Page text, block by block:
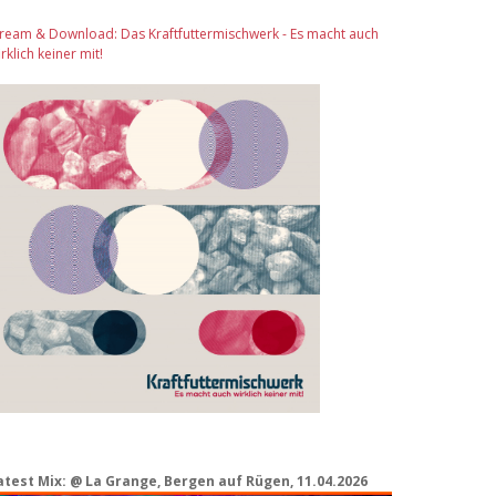
& Download: Das Kraftfuttermischwerk - Es macht auch
keiner mit!
Mix: @ La Grange, Bergen auf Rügen, 11.04.2026